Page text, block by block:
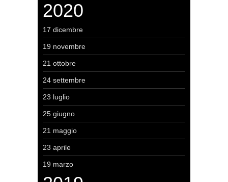
2020
17 dicembre
19 novembre
21 ottobre
24 settembre
23 luglio
25 giugno
21 maggio
23 aprile
19 marzo